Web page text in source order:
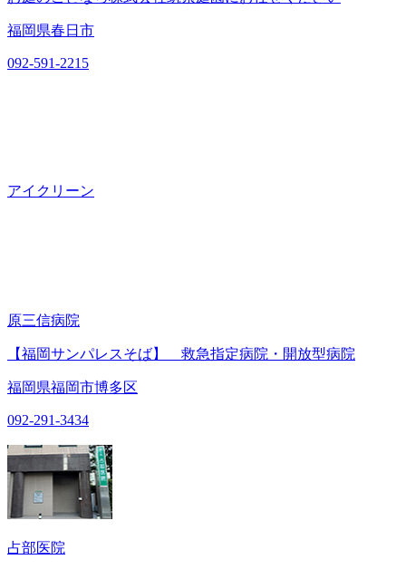
福岡県春日市
092-591-2215
アイクリーン
原三信病院
【福岡サンパレスそば】 救急指定病院・開放型病院
福岡県福岡市博多区
092-291-3434
占部医院